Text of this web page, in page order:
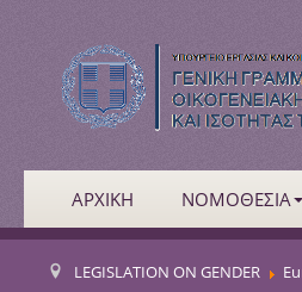
ΑΡΧΙΚΗ ΝΟΜΟΘΕΣΙΑ
LEGISLATION ON GENDER